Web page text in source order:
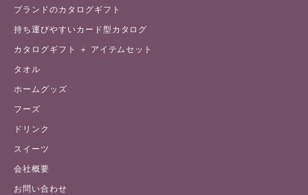
ブランドのカタログギフト
持ち運びやすいカード型カタログ
カタログギフト ＋ アイテムセット
タオル
ホームグッズ
フーズ
ドリンク
スイーツ
会社概要
お問い合わせ